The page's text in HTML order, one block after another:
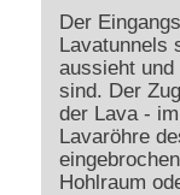
Der
Lavatunnels
aussieht
sind. Der
der Lava -
Lavaröhre
Hohlraum